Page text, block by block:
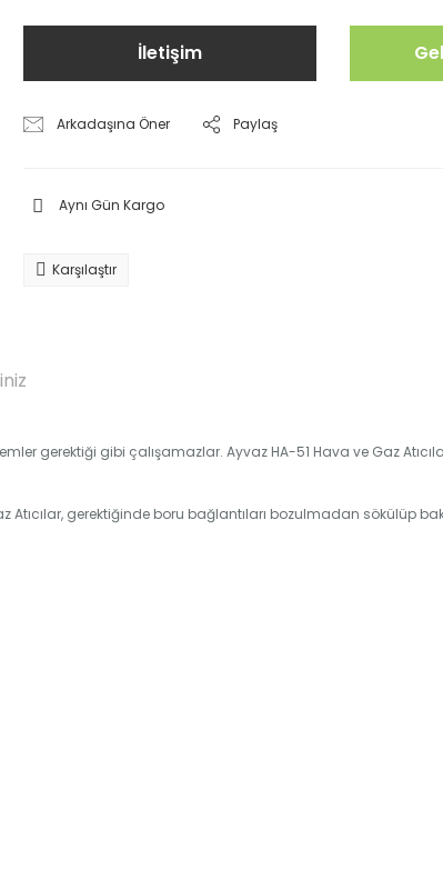
İletişim
Arkadaşına Öner Paylaş
Aynı Gün Kargo
Karşılaştır
gerektiği gibi çalışamazlar. Ayvaz HA-51 Hava ve Gaz
Atıcılar, gerektiğinde boru bağlantıları bozulmadan sökülüp